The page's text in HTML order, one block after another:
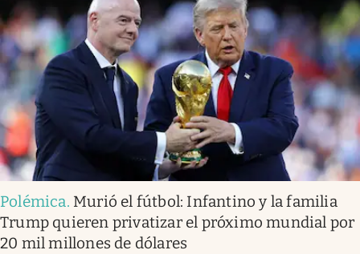
Polémica. Murió el fútbol: Infantino y la familia
Trump quieren privatizar el próximo mundial por
20 mil millones de dólares